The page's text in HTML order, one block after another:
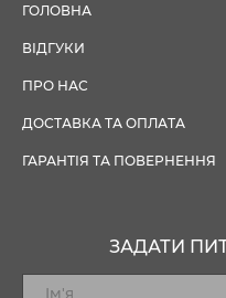
ГОЛОВНА
ВІДГУКИ
ПРО НАС
ДОСТАВКА ТА ОПЛАТА
ГАРАНТІЯ ТА ПОВЕРНЕННЯ
ЗАДАТИ